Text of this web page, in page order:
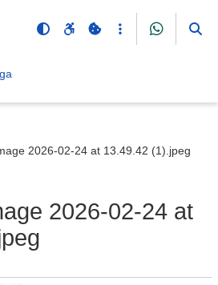
2026-02-24 at 13.49.42 (1).jpeg
2026-02-24 at